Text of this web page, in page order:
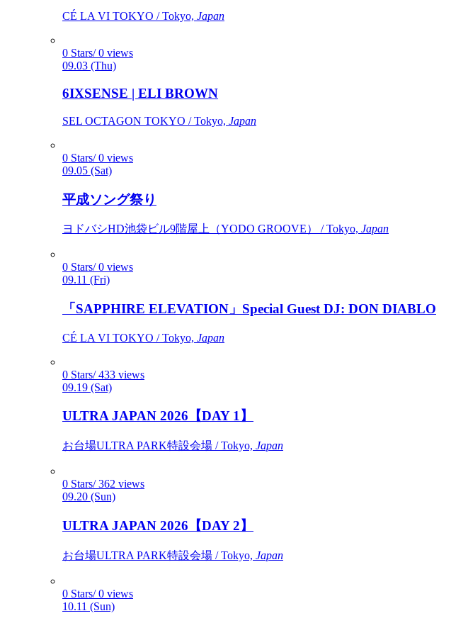
CÉ LA VI TOKYO / Tokyo, Japan
0 Stars/ 0 views
09.03 (Thu)
6IXSENSE | ELI BROWN
SEL OCTAGON TOKYO / Tokyo, Japan
0 Stars/ 0 views
09.05 (Sat)
平成ソング祭り
ヨドバシHD池袋ビル9階屋上（YODO GROOVE） / Tokyo, Japan
0 Stars/ 0 views
09.11 (Fri)
「SAPPHIRE ELEVATION」Special Guest DJ: DON DIABLO
CÉ LA VI TOKYO / Tokyo, Japan
0 Stars/ 433 views
09.19 (Sat)
ULTRA JAPAN 2026【DAY 1】
お台場ULTRA PARK特設会場 / Tokyo, Japan
0 Stars/ 362 views
09.20 (Sun)
ULTRA JAPAN 2026【DAY 2】
お台場ULTRA PARK特設会場 / Tokyo, Japan
0 Stars/ 0 views
10.11 (Sun)